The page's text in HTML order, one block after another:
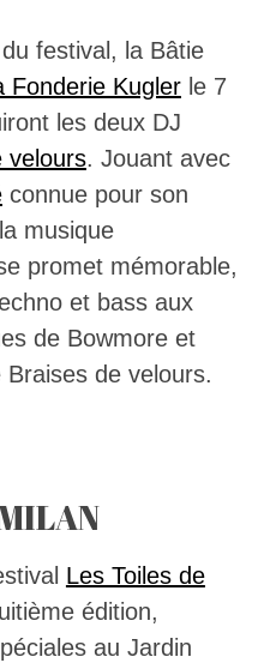
festival, la Bâtie
Fonderie Kuglerle 7
les deux DJ
velours. Jouant avec
connue pour son
musique
promet mémorable,
et bass aux
de Bowmore et
Braises de velours.
Les Toiles de
édition,
au Jardin